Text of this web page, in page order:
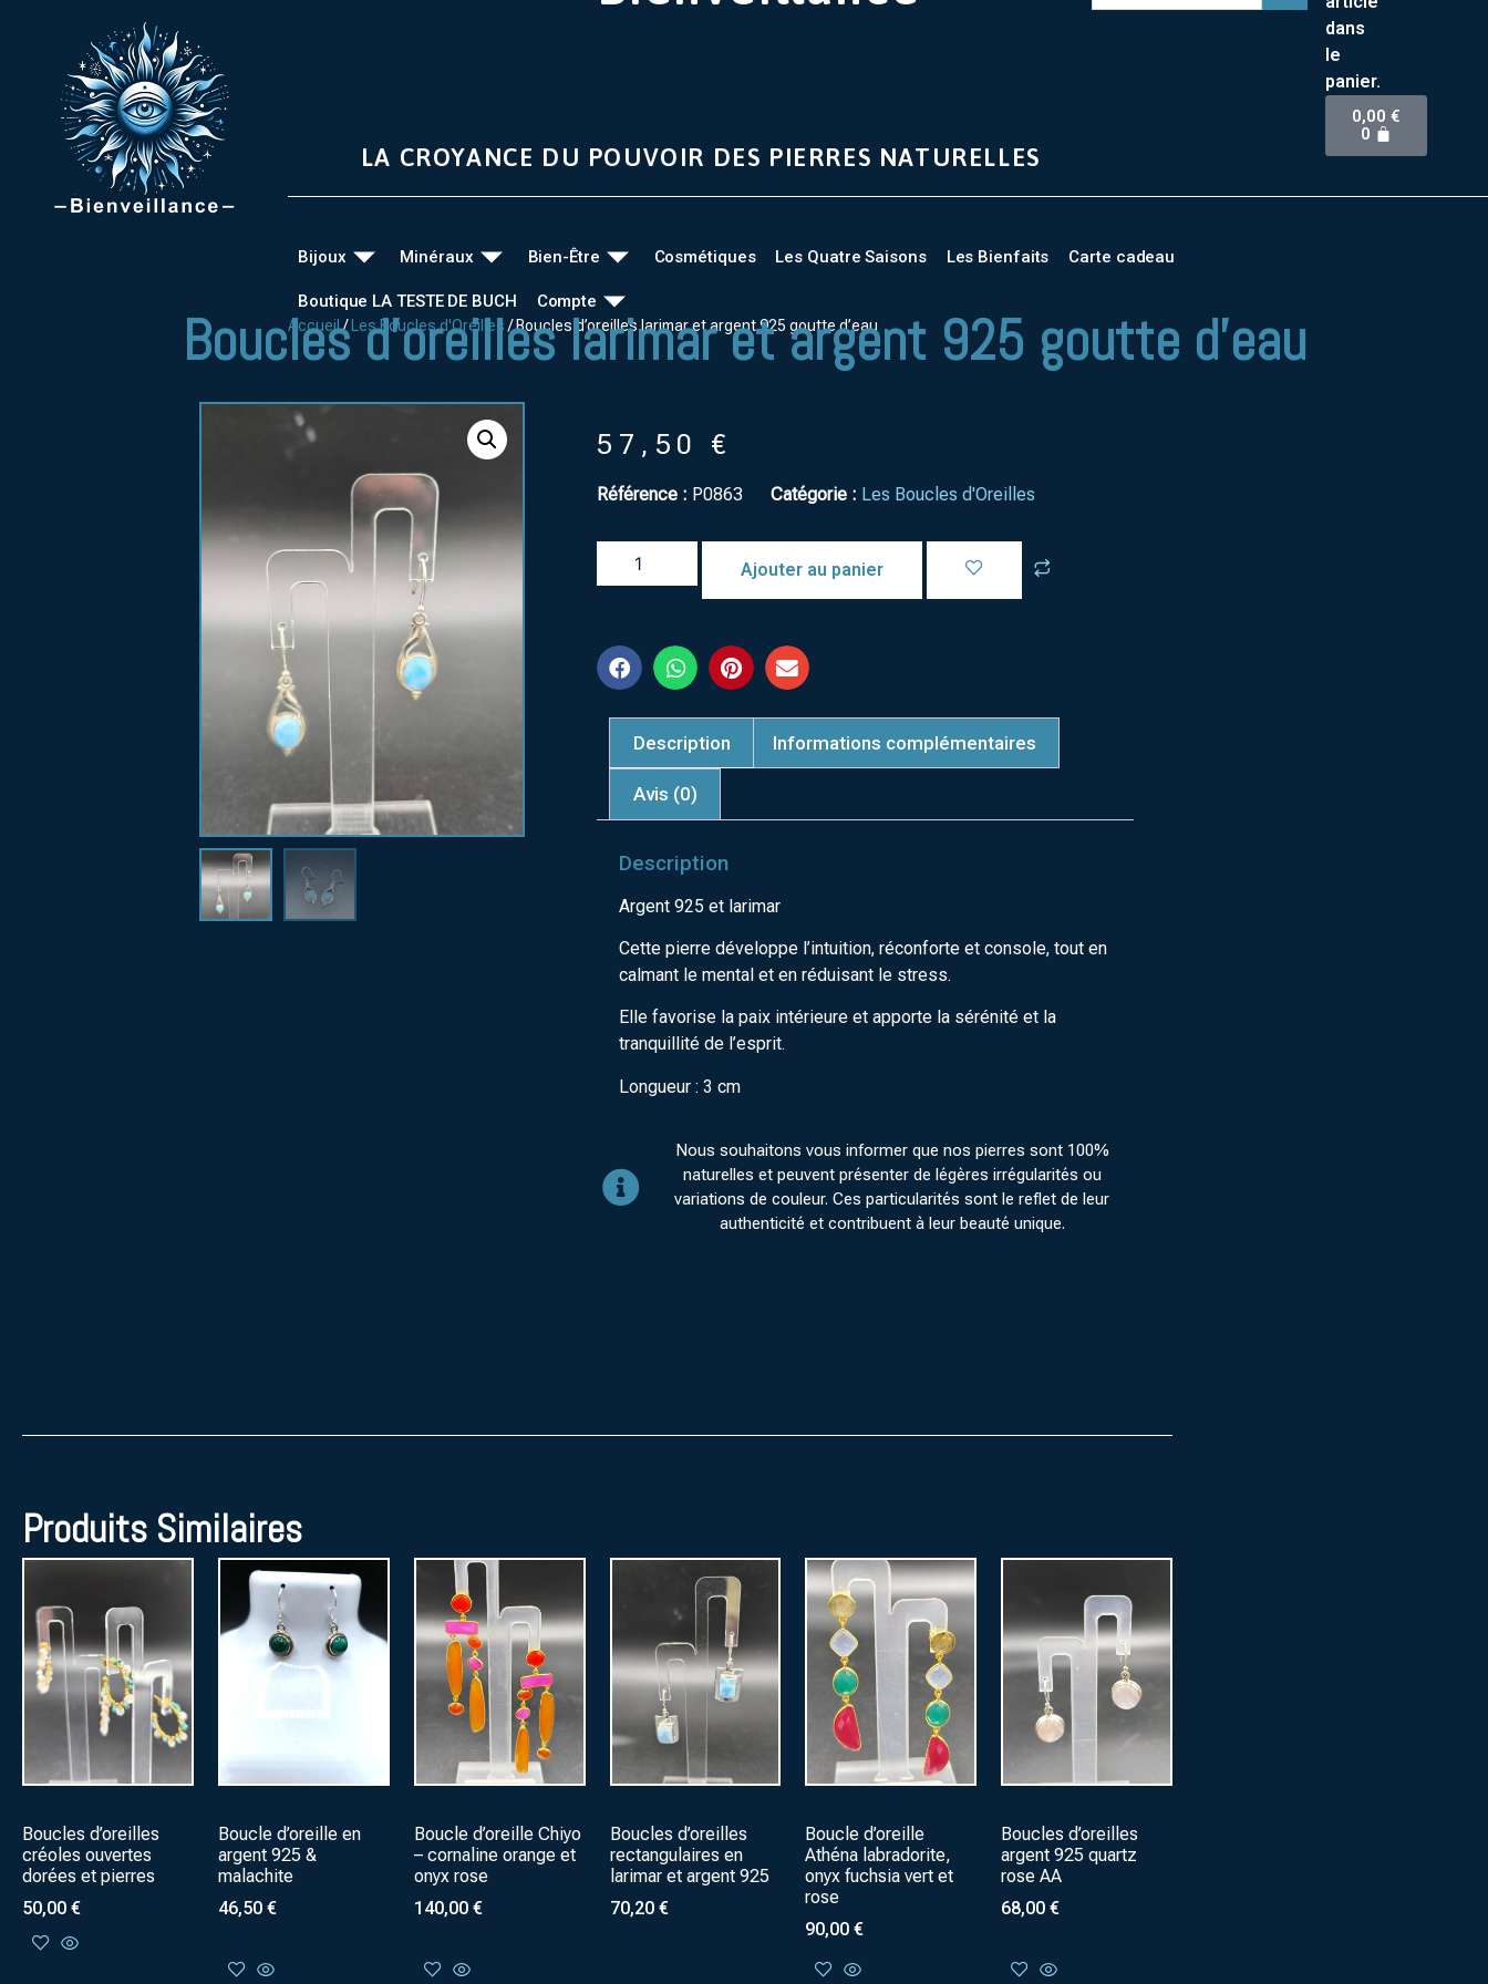
dans
le
panier.
0,00€
0
LA CROYANCE DU POUVOIR DES PIERRES NATURELLES
Bijoux Minéraux Bien-Être Cosmétiques Les Quatre Saisons Les Bienfaits Carte cadeau
Boutique LA TESTE DE BUCH Compte
Accueil/ Les Boucles d'Oreilles/ Boucles d’oreilles larimar et argent 925 goutte d’eau
Boucles d’oreilles larimar et argent 925 goutte d’eau
57,50 €
Référence : P0863 Catégorie : Les Boucles d'Oreilles
Ajouter au panier
Description Informations complémentaires
Avis (0)
Description
Argent 925 et larimar
Cette pierre développe l’intuition, réconforte et console, tout en
calmant le mental et en réduisant le stress.
Elle favorise la paix intérieure et apporte la sérénité et la
tranquillité de l’esprit.
Longueur : 3 cm
Nous souhaitons vous informer que nos pierres sont 100%
naturelles et peuvent présenter de légères irrégularités ou
variations de couleur. Ces particularités sont le reflet de leur
authenticité et contribuent à leur beauté unique.
Produits Similaires
Boucles d’oreilles
créoles ouvertes
dorées et pierres
50,00 €
Boucle d’oreille en
argent 925 &
malachite
46,50 €
Boucle d’oreille Chiyo
– cornaline orange et
onyx rose
140,00 €
Boucles d’oreilles
rectangulaires en
larimar et argent 925
70,20 €
Boucle d’oreille
Athéna labradorite,
onyx fuchsia vert et
rose
90,00€
Boucles d’oreilles
argent 925 quartz
rose AA
68,00€